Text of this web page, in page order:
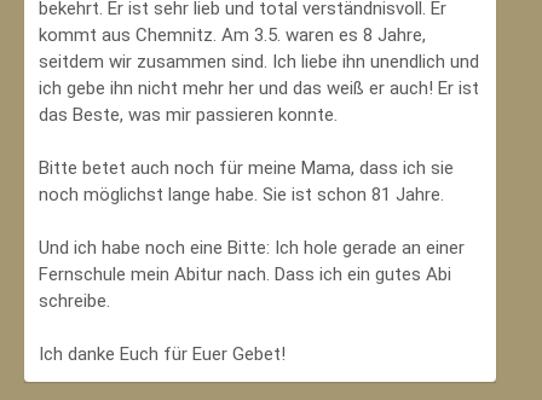
bekehrt. Er ist sehr lieb und total verständnisvoll. Er
kommt aus Chemnitz. Am 3.5. waren es 8 Jahre,
seitdem wir zusammen sind. Ich liebe ihn unendlich und
ich gebe ihn nicht mehr her und das weiß er auch! Er ist
das Beste, was mir passieren konnte.
Bitte betet auch noch für meine Mama, dass ich sie
noch möglichst lange habe. Sie ist schon 81 Jahre.
Und ich habe noch eine Bitte: Ich hole gerade an einer
Fernschule mein Abitur nach. Dass ich ein gutes Abi
schreibe.
Ich danke Euch für Euer Gebet!